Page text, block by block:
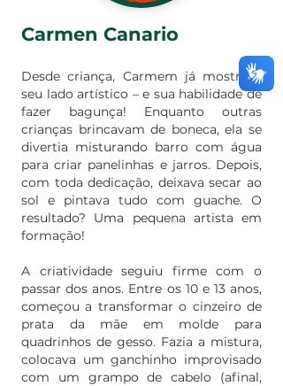
Carmen Canario
Desde criança, Carmem já mostrava
seu lado artístico – e sua habilidade de
fazer bagunça! Enquanto outras
crianças brincavam de boneca, ela se
divertia misturando barro com água
para criar panelinhas e jarros. Depois,
com toda dedicação, deixava secar ao
sol e pintava tudo com guache. O
resultado? Uma pequena artista em
formação!
A criatividade seguiu firme com o
passar dos anos. Entre os 10 e 13 anos,
começou a transformar o cinzeiro de
prata da mãe em molde para
quadrinhos de gesso. Fazia a mistura,
colocava um ganchinho improvisado
com um grampo de cabelo (afinal,